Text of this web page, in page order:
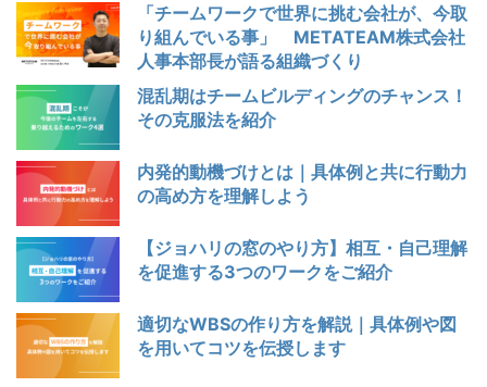
「チームワークで世界に挑む会社が、今取
り組んでいる事」 METATEAM株式会社
人事本部長が語る組織づくり
混乱期はチームビルディングのチャンス！
その克服法を紹介
内発的動機づけとは｜具体例と共に行動力
の高め方を理解しよう
【ジョハリの窓のやり方】相互・自己理解
を促進する3つのワークをご紹介
適切なWBSの作り方を解説｜具体例や図
を用いてコツを伝授します